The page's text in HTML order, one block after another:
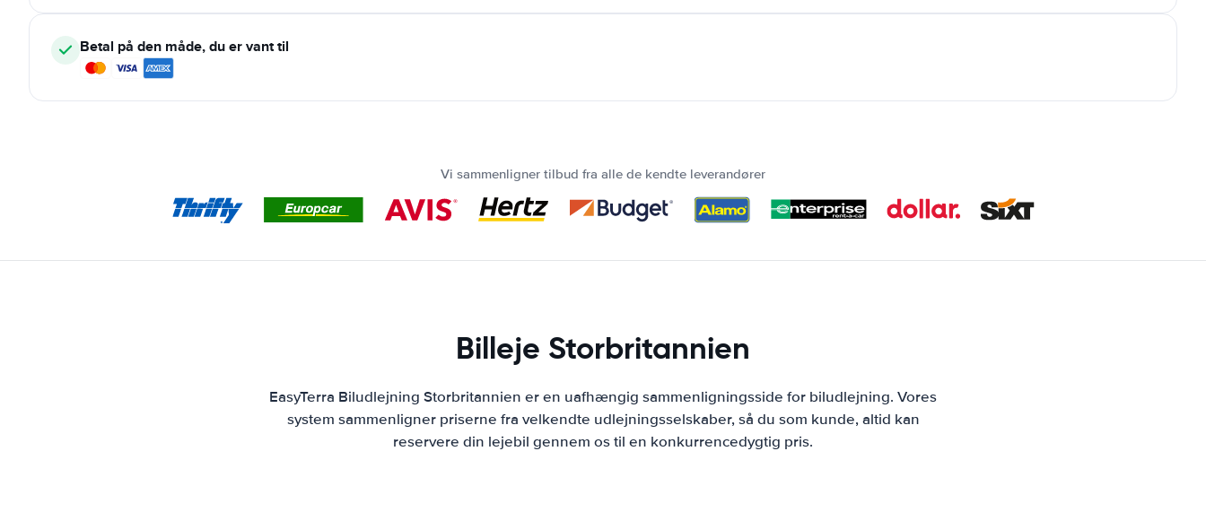
Betal på den måde, du er vant til
Vi sammenligner tilbud fra alle de kendte leverandører
Billeje Storbritannien
EasyTerra Biludlejning Storbritannien er en uafhængig sammenligningsside for biludlejning. Vores
system sammenligner priserne fra velkendte udlejningsselskaber, så du som kunde, altid kan
reservere din lejebil gennem os til en konkurrencedygtig pris.